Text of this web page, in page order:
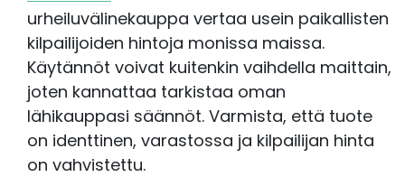
urheiluvälinekauppa vertaa usein paikallisten
kilpailijoiden hintoja monissa maissa.
Käytännöt voivat kuitenkin vaihdella maittain,
joten kannattaa tarkistaa oman
lähikauppasi säännöt. Varmista, että tuote
on identtinen, varastossa ja kilpailijan hinta
on vahvistettu.